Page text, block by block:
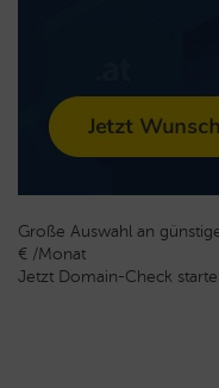
Große Auswahl an
€ /Monat
Jetzt Domain-Check